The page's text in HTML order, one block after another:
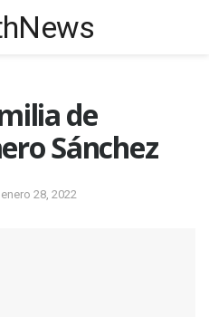
de
Sánchez
enero 28, 2022